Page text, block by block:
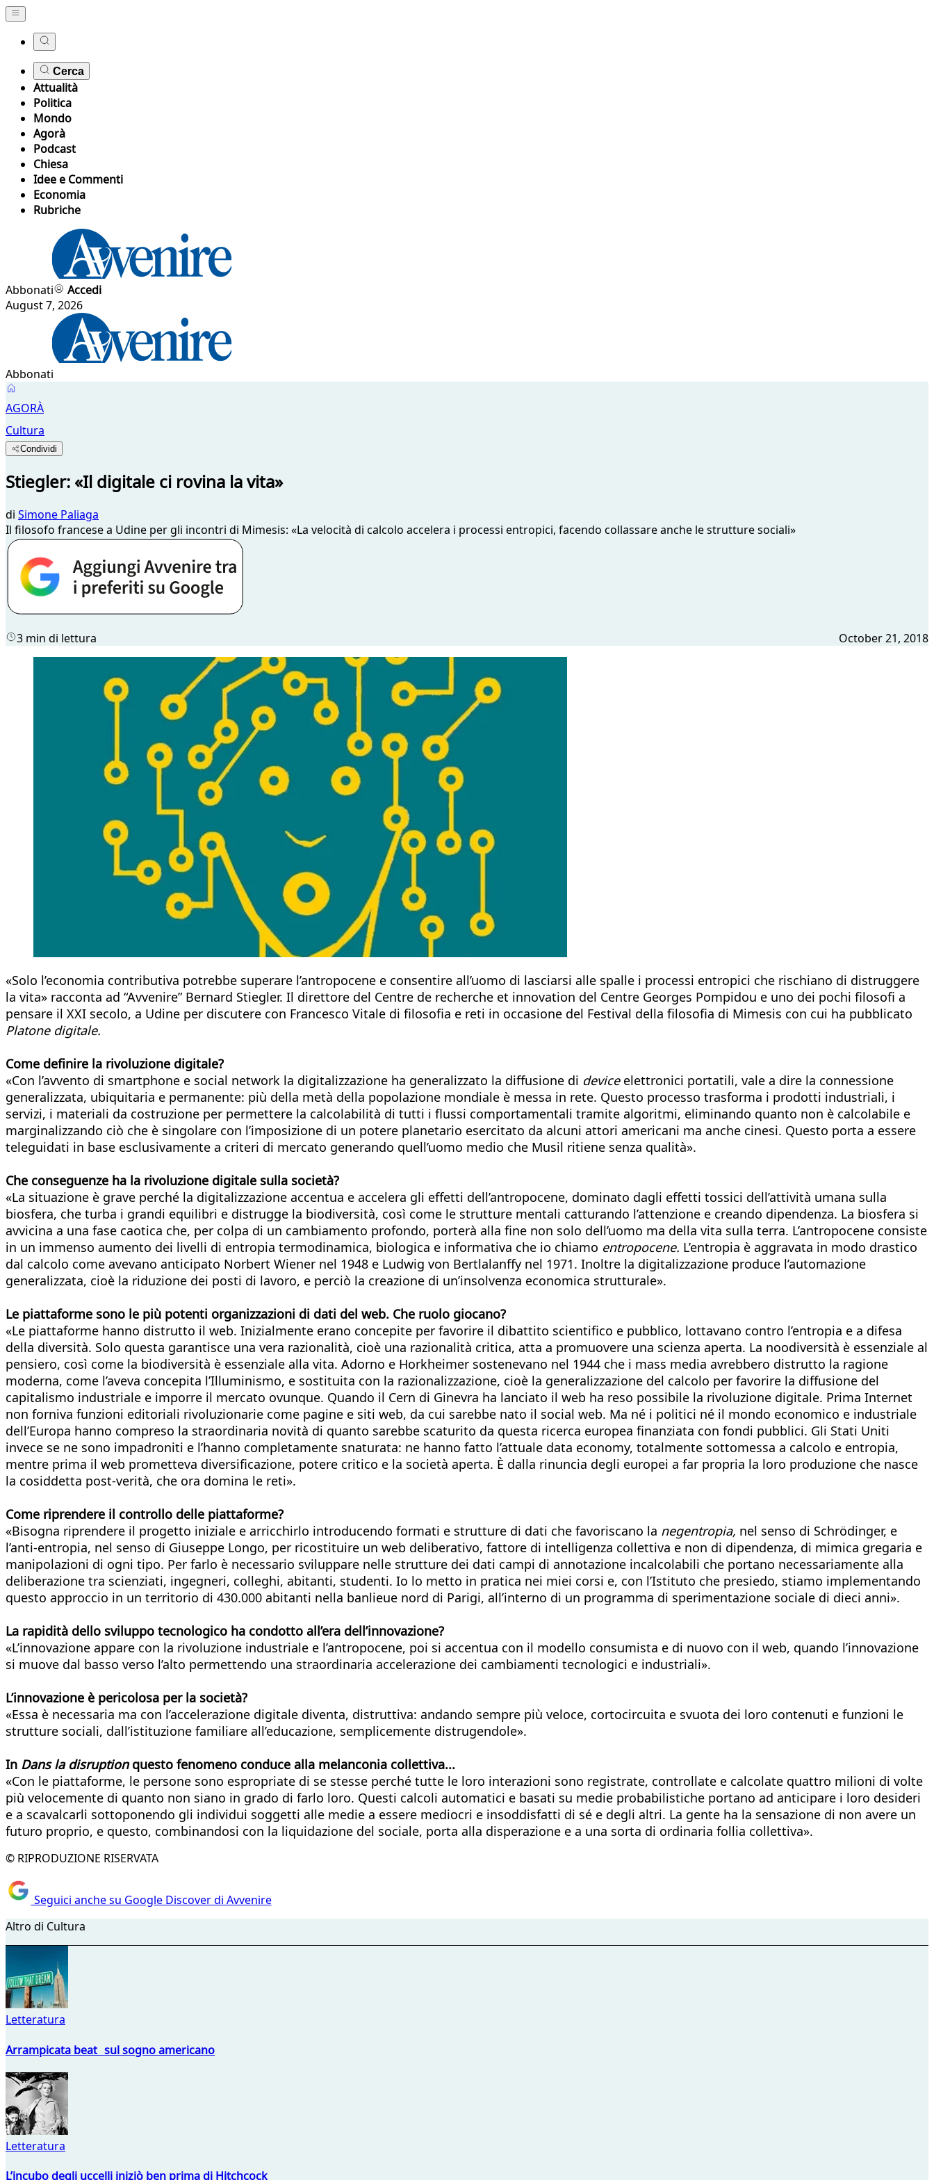
Cerca
Attualità
Politica
Mondo
Agorà
Podcast
Chiesa
Idee e Commenti
Economia
Rubriche
Abbonati
Accedi
August 7, 2026
Abbonati
AGORÀ
Cultura
Condividi
Stiegler: «Il digitale ci rovina la vita»
di Simone Paliaga
Il filosofo francese a Udine per gli incontri di Mimesis: «La velocità di calcolo accelera i processi entropici, facendo collassare anche le strutture sociali»
3 min di lettura October 21, 2018
«Solo l’economia contributiva potrebbe superare l’antropocene e consentire all’uomo di lasciarsi alle spalle i processi entropici che rischiano di distruggere
la vita» racconta ad “Avvenire” Bernard Stiegler. Il direttore del Centre de recherche et innovation del Centre Georges Pompidou e uno dei pochi filosofi a
pensare il XXI secolo, a Udine per discutere con Francesco Vitale di filosofia e reti in occasione del Festival della filosofia di Mimesis con cui ha pubblicato
Platone digitale.
Come definire la rivoluzione digitale?
«Con l’avvento di smartphone e social network la digitalizzazione ha generalizzato la diffusione di deviceelettronici portatili, vale a dire la connessione
generalizzata, ubiquitaria e permanente: più della metà della popolazione mondiale è messa in rete. Questo processo trasforma i prodotti industriali, i
servizi, i materiali da costruzione per permettere la calcolabilità di tutti i flussi comportamentali tramite algoritmi, eliminando quanto non è calcolabile e
marginalizzando ciò che è singolare con l’imposizione di un potere planetario esercitato da alcuni attori americani ma anche cinesi. Questo porta a essere
teleguidati in base esclusivamente a criteri di mercato generando quell’uomo medio che Musil ritiene senza qualità».
Che conseguenze ha la rivoluzione digitale sulla società?
«La situazione è grave perché la digitalizzazione accentua e accelera gli effetti dell’antropocene, dominato dagli effetti tossici dell’attività umana sulla
biosfera, che turba i grandi equilibri e distrugge la biodiversità, così come le strutture mentali catturando l’attenzione e creando dipendenza. La biosfera si
avvicina a una fase caotica che, per colpa di un cambiamento profondo, porterà alla fine non solo dell’uomo ma della vita sulla terra. L’antropocene consiste
in un immenso aumento dei livelli di entropia termodinamica, biologica e informativa che io chiamo entropocene. L’entropia è aggravata in modo drastico
dal calcolo come avevano anticipato Norbert Wiener nel 1948 e Ludwig von Bertlalanffy nel 1971. Inoltre la digitalizzazione produce l’automazione
generalizzata, cioè la riduzione dei posti di lavoro, e perciò la creazione di un’insolvenza economica strutturale».
Le piattaforme sono le più potenti organizzazioni di dati del web. Che ruolo giocano?
«Le piattaforme hanno distrutto il web. Inizialmente erano concepite per favorire il dibattito scientifico e pubblico, lottavano contro l’entropia e a difesa
della diversità. Solo questa garantisce una vera razionalità, cioè una razionalità critica, atta a promuovere una scienza aperta. La noodiversità è essenziale al
pensiero, così come la biodiversità è essenziale alla vita. Adorno e Horkheimer sostenevano nel 1944 che i mass media avrebbero distrutto la ragione
moderna, come l’aveva concepita l’Illuminismo, e sostituita con la razionalizzazione, cioè la generalizzazione del calcolo per favorire la diffusione del
capitalismo industriale e imporre il mercato ovunque. Quando il Cern di Ginevra ha lanciato il web ha reso possibile la rivoluzione digitale. Prima Internet
non forniva funzioni editoriali rivoluzionarie come pagine e siti web, da cui sarebbe nato il social web. Ma né i politici né il mondo economico e industriale
dell’Europa hanno compreso la straordinaria novità di quanto sarebbe scaturito da questa ricerca europea finanziata con fondi pubblici. Gli Stati Uniti
invece se ne sono impadroniti e l’hanno completamente snaturata: ne hanno fatto l’attuale data economy, totalmente sottomessa a calcolo e entropia,
mentre prima il web prometteva diversificazione, potere critico e la società aperta. È dalla rinuncia degli europei a far propria la loro produzione che nasce
la cosiddetta post-verità, che ora domina le reti».
Come riprendere il controllo delle piattaforme?
«Bisogna riprendere il progetto iniziale e arricchirlo introducendo formati e strutture di dati che favoriscano la negentropia, nel senso di Schrödinger, e
l’anti-entropia, nel senso di Giuseppe Longo, per ricostituire un web deliberativo, fattore di intelligenza collettiva e non di dipendenza, di mimica gregaria e
manipolazioni di ogni tipo. Per farlo è necessario sviluppare nelle strutture dei dati campi di annotazione incalcolabili che portano necessariamente alla
deliberazione tra scienziati, ingegneri, colleghi, abitanti, studenti. Io lo metto in pratica nei miei corsi e, con l’Istituto che presiedo, stiamo implementando
questo approccio in un territorio di 430.000 abitanti nella banlieue nord di Parigi, all’interno di un programma di sperimentazione sociale di dieci anni».
La rapidità dello sviluppo tecnologico ha condotto all’era dell’innovazione?
«L’innovazione appare con la rivoluzione industriale e l’antropocene, poi si accentua con il modello consumista e di nuovo con il web, quando l’innovazione
si muove dal basso verso l’alto permettendo una straordinaria accelerazione dei cambiamenti tecnologici e industriali».
L’innovazione è pericolosa per la società?
«Essa è necessaria ma con l’accelerazione digitale diventa, distruttiva: andando sempre più veloce, cortocircuita e svuota dei loro contenuti e funzioni le
strutture sociali, dall’istituzione familiare all’educazione, semplicemente distrugendole».
In Dans la disruption questo fenomeno conduce alla melanconia collettiva...
«Con le piattaforme, le persone sono espropriate di se stesse perché tutte le loro interazioni sono registrate, controllate e calcolate quattro milioni di volte
più velocemente di quanto non siano in grado di farlo loro. Questi calcoli automatici e basati su medie probabilistiche portano ad anticipare i loro desideri
e a scavalcarli sottoponendo gli individui soggetti alle medie a essere mediocri e insoddisfatti di sé e degli altri. La gente ha la sensazione di non avere un
futuro proprio, e questo, combinandosi con la liquidazione del sociale, porta alla disperazione e a una sorta di ordinaria follia collettiva».
© RIPRODUZIONE RISERVATA
Seguici anche su Google Discover di Avvenire
Altro di Cultura
Letteratura
Arrampicata beat sul sogno americano
Letteratura
L’incubo degli uccelli iniziò ben prima di Hitchcock